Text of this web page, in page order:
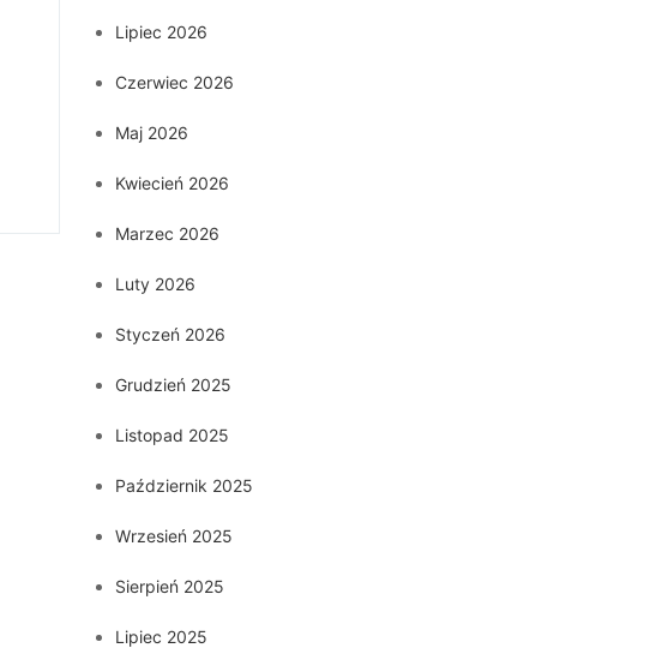
Lipiec 2026
Czerwiec 2026
Maj 2026
Kwiecień 2026
Marzec 2026
Luty 2026
Styczeń 2026
Grudzień 2025
Listopad 2025
Październik 2025
Wrzesień 2025
Sierpień 2025
Lipiec 2025